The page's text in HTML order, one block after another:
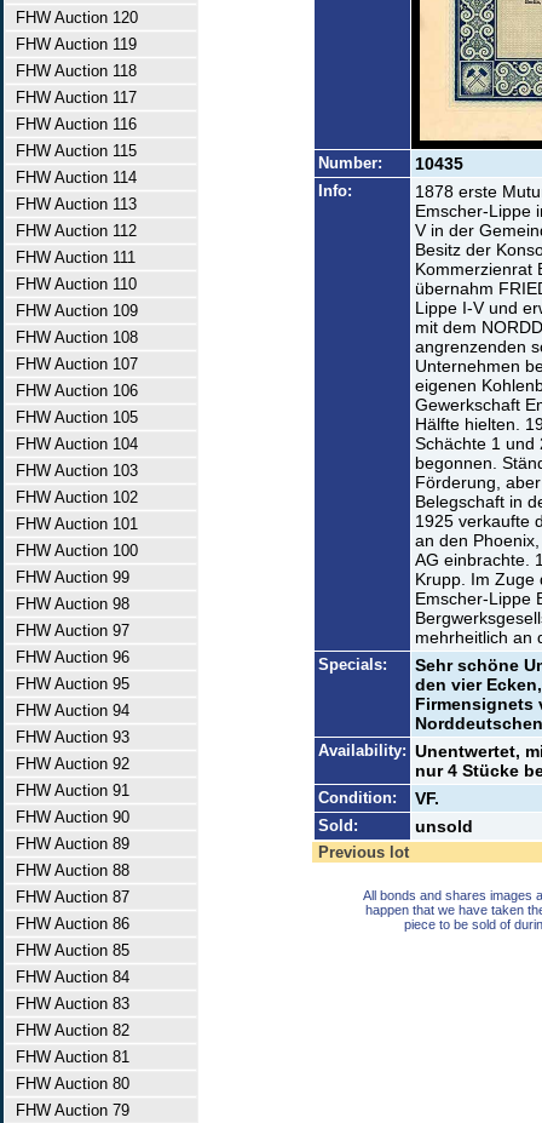
FHW Auction 120
FHW Auction 119
FHW Auction 118
FHW Auction 117
FHW Auction 116
FHW Auction 115
FHW Auction 114
FHW Auction 113
FHW Auction 112
FHW Auction 111
FHW Auction 110
FHW Auction 109
FHW Auction 108
FHW Auction 107
FHW Auction 106
FHW Auction 105
FHW Auction 104
FHW Auction 103
FHW Auction 102
FHW Auction 101
FHW Auction 100
FHW Auction 99
FHW Auction 98
FHW Auction 97
FHW Auction 96
FHW Auction 95
FHW Auction 94
FHW Auction 93
FHW Auction 92
FHW Auction 91
FHW Auction 90
FHW Auction 89
FHW Auction 88
FHW Auction 87
FHW Auction 86
FHW Auction 85
FHW Auction 84
FHW Auction 83
FHW Auction 82
FHW Auction 81
FHW Auction 80
FHW Auction 79
Number: 10435
Info:
1878 erste
Emscher-Lippe
V in der
Besitz der
Kommerzienrat
übernahm
Lippe I-V und
mit dem
angrenzenden
Unternehmen
eigenen
Gewerkschaft
Hälfte hielten.
Schächte 1 und
begonnen.
Förderung,
Belegschaft in
1925 verkaufte
an den
AG einbrachte.
Krupp. Im Zuge
Emscher-Lippe
mehrheitlich an
Specials:
Sehr schöne
den vier
Firmensignets
Availability: Unentwertet,
nur 4 Stücke
Condition: VF.
Sold: unsold
Previous lot
All bonds and shares images
happen that we have taken
piece to be sold of